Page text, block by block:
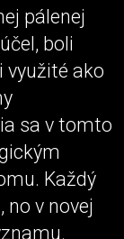
pálenej
boli
využité ako
sa v tomto
Každý
no v novej